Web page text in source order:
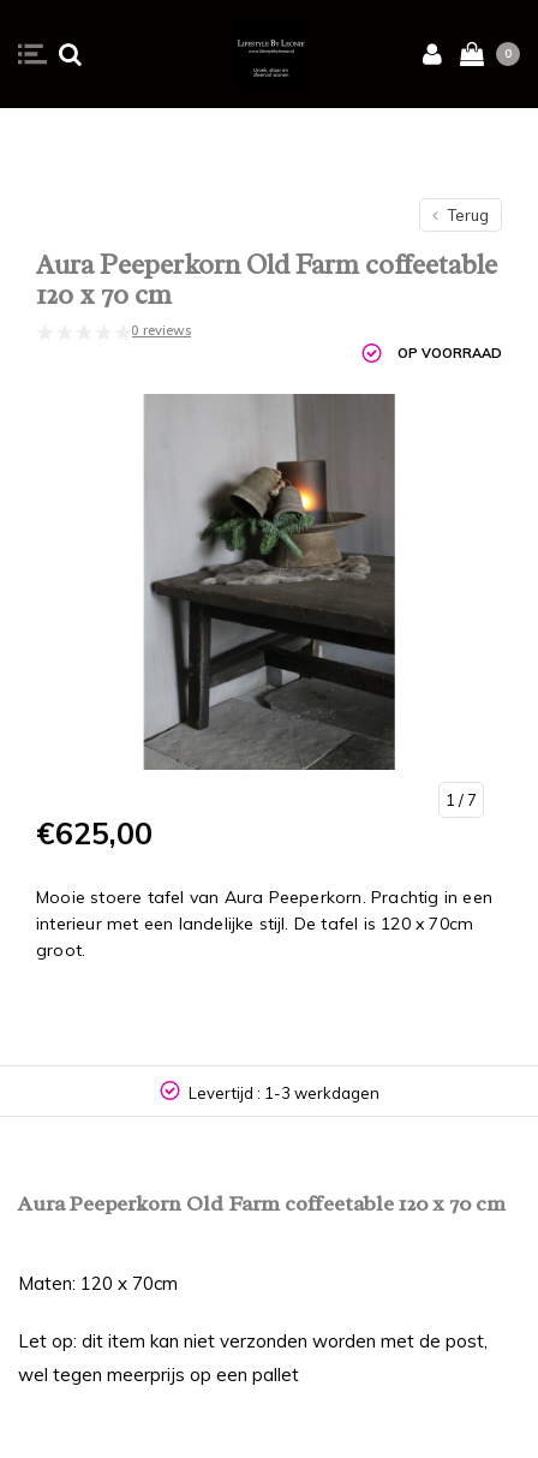
0
Terug
Aura Peeperkorn Old Farm coffeetable
120 x 70 cm
0 reviews
OP VOORRAAD
1 / 7
€625,00
Mooie stoere tafel van Aura Peeperkorn. Prachtig in een
interieur met een landelijke stijl. De tafel is 120 x 70cm
groot.
Levertijd : 1-3 werkdagen
Aura Peeperkorn Old Farm coffeetable 120 x 70 cm
Maten: 120 x 70cm
Let op: dit item kan niet verzonden worden met de post,
wel tegen meerprijs op een pallet